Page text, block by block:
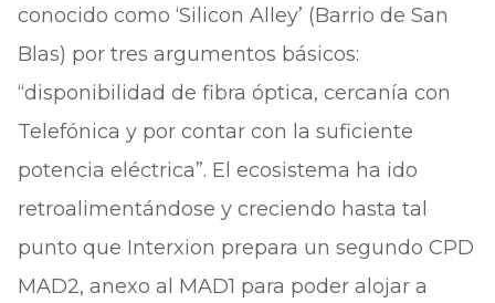
conocido como ‘Silicon Alley’ (Barrio de San
Blas) por tres argumentos básicos:
“disponibilidad de fibra óptica, cercanía con
Telefónica y por contar con la suficiente
potencia eléctrica”. El ecosistema ha ido
retroalimentándose y creciendo hasta tal
punto que Interxion prepara un segundo CPD
MAD2, anexo al MAD1 para poder alojar a